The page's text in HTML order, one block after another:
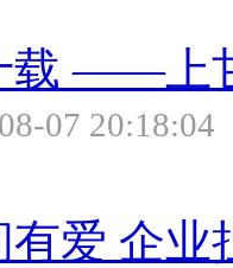
载 ——上
07 20:18:04
爱 企